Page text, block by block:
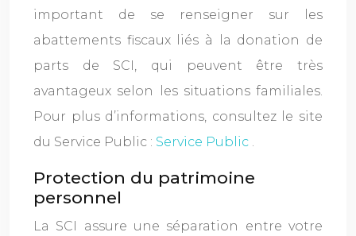
important de se renseigner sur les
abattements fiscaux liés à la donation de
parts de SCI, qui peuvent être très
avantageux selon les situations familiales.
Pour plus d’informations, consultez le site
du Service Public : Service Public .
Protection du patrimoine
personnel
La SCI assure une séparation entre votre